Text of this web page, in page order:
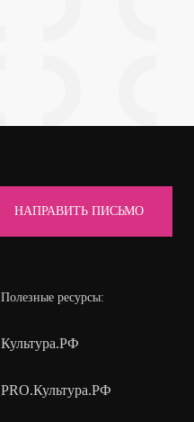
НАПРАВИТЬ ПИСЬМО
Полезные ресурсы:
Культура.РФ
PRO.Культура.РФ